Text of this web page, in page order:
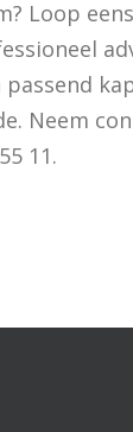
Loop
Neem
11.